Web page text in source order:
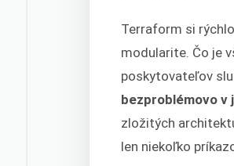
Terraform si
modularite. Čo je
poskytovateľov
bezproblémovo v
zložitých
len niekoľko